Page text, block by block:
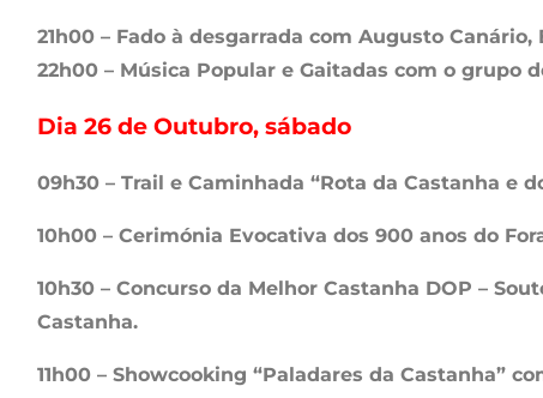
21h00 – Fado à desgarrada com Augusto
22h00 – Música Popular e Gaitadas com o grupo
Dia 26 de Outubro, sábado
09h30 – Trail e Caminhada “Rota da Castanha e
10h00 – Cerimónia Evocativa dos 900 anos do
10h30 – Concurso da Melhor Castanha DOP –
Castanha.
11h00 – Showcooking “Paladares da Castanha”